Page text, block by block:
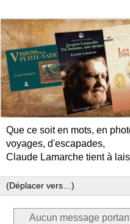
Que ce soit en mots, en
voyages, d'escapades,
Claude Lamarche tient à
Aucun message